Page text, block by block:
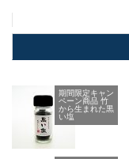
期間限定キャン
ペーン商品 竹
から生まれた黒
い塩